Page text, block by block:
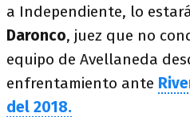
a Independiente, lo
Daronco, juez que no
equipo de Avellaneda
enfrentamiento ante
del 2018.